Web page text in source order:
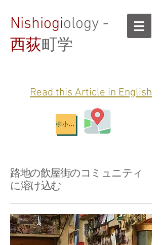
Nishiogiology -
西荻町学
Read this Article in English
柳小路地図
路地の飲屋街のコミュニティ
に溶け込む